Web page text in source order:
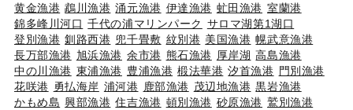
黄金漁港 鵡川漁港 涌元漁港 伊達漁港 虻田漁港 室蘭港
錦多峰川河口 千代の浦マリンパーク サロマ湖第1湖口
登別漁港 釧路西港 兜千畳敷 紋別港 美国漁港 幌武意漁港
長万部漁港 旭浜漁港 余市港 熊石漁港 厚岸湖 高島漁港
中の川漁港 東浦漁港 豊浦漁港 椴法華港 汐首漁港 門別漁港
花咲港 勇払海岸 浦河港 鹿部漁港 茂辺地漁港 黒岩漁港
かもめ島 興部漁港 住吉漁港 頓別漁港 砂原漁港 鷲別漁港